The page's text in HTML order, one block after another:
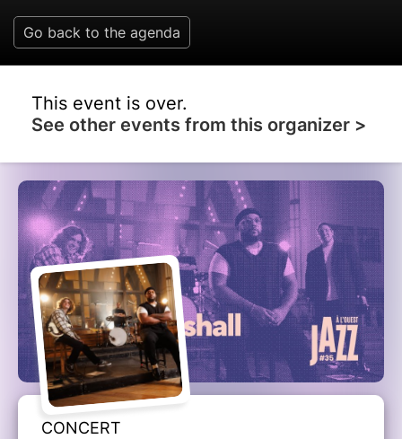
Go back to the agenda
This event is over.
See other events from this organizer >
CONCERT